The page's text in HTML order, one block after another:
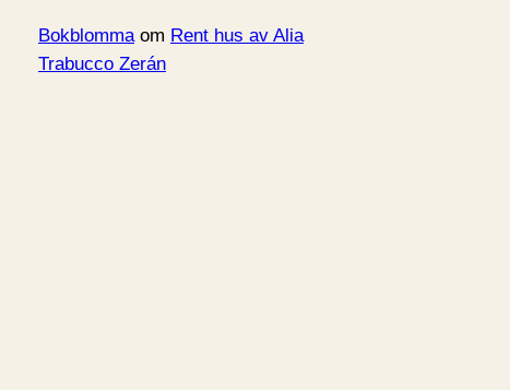
Bokblommaom Rent hus av Alia
Trabucco Zerán